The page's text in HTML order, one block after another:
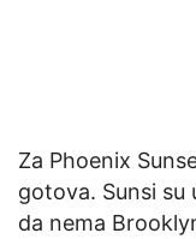
Za Phoenix
gotova. Sunsi su
da nema